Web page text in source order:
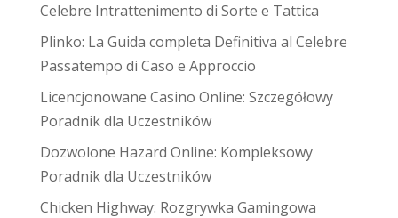
Celebre Intrattenimento di Sorte e Tattica
Plinko: La Guida completa Definitiva al Celebre
Passatempo di Caso e Approccio
Licencjonowane Casino Online: Szczegółowy
Poradnik dla Uczestników
Dozwolone Hazard Online: Kompleksowy
Poradnik dla Uczestników
Chicken Highway: Rozgrywka Gamingowa